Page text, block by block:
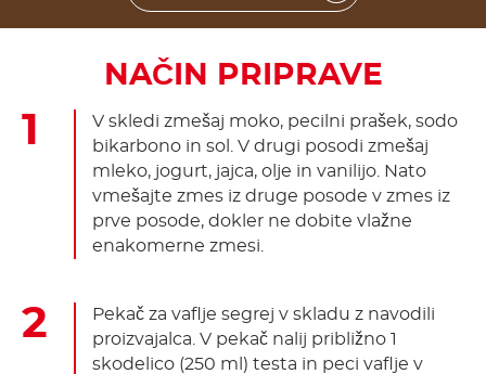
NAČIN PRIPRAVE
V skledi zmešaj moko, pecilni prašek, sodo
bikarbono in sol. V drugi posodi zmešaj
mleko, jogurt, jajca, olje in vanilijo. Nato
vmešajte zmes iz druge posode v zmes iz
prve posode, dokler ne dobite vlažne
enakomerne zmesi.
Pekač za vaflje segrej v skladu z navodili
proizvajalca. V pekač nalij približno 1
skodelico (250 ml) testa in peci vaflje v